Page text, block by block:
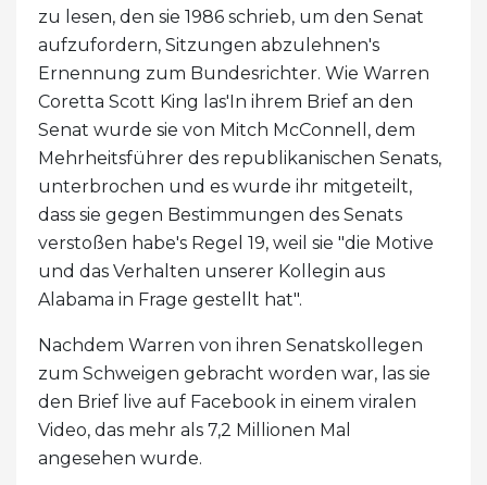
zu lesen, den sie 1986 schrieb, um den Senat
aufzufordern, Sitzungen abzulehnen's
Ernennung zum Bundesrichter. Wie Warren
Coretta Scott King las'In ihrem Brief an den
Senat wurde sie von Mitch McConnell, dem
Mehrheitsführer des republikanischen Senats,
unterbrochen und es wurde ihr mitgeteilt,
dass sie gegen Bestimmungen des Senats
verstoßen habe's Regel 19, weil sie "die Motive
und das Verhalten unserer Kollegin aus
Alabama in Frage gestellt hat".
Nachdem Warren von ihren Senatskollegen
zum Schweigen gebracht worden war, las sie
den Brief live auf Facebook in einem viralen
Video, das mehr als 7,2 Millionen Mal
angesehen wurde.